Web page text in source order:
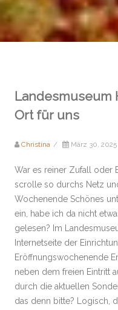
Landesmuseum
Ort für uns
Christina / März 30, 2025
War es reiner Zufall oder
scrolle so durchs Netz
Wochenende Schönes
ein, habe ich da nicht
gelesen? Im
Internetseite der
Eröffnungswochenende
neben dem freien Eintritt
durch die aktuellen
das denn bitte? Logisch,